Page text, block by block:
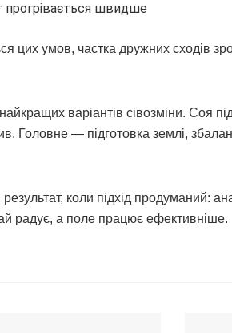
прогрівається швидше
цих умов, частка дружних сходів
варіантів сівозміни. Соя
Головне — підготовка землі,
коли підхід продуманий:
радує, а поле працює ефективніше.